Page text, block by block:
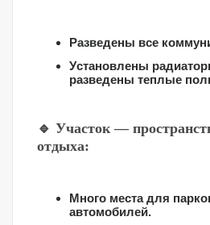
Разведены все
Установлены
разведены теплые
🔹 Участок —
отдыха:
Много места для
автомобилей.